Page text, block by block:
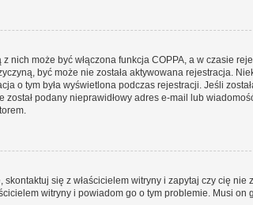
może być włączona funkcja COPPA, a w czasie
być może nie została aktywowana rejestracja.
o tym była wyświetlona podczas rejestracji. Jeśli
podany nieprawidłowy adres e-mail lub
się z właścicielem witryny i zapytaj czy cię nie
witryny i powiadom go o tym problemie. Musi on